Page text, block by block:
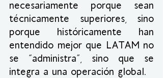
necesariamente porque sean
técnicamente superiores, sino
porque históricamente han
entendido mejor que LATAM no
se “administra”, sino que se
integra a una operación global.